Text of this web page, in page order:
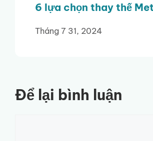
6 lựa chọn thay thế
Tháng 7 31, 2024
Để lại bình luận